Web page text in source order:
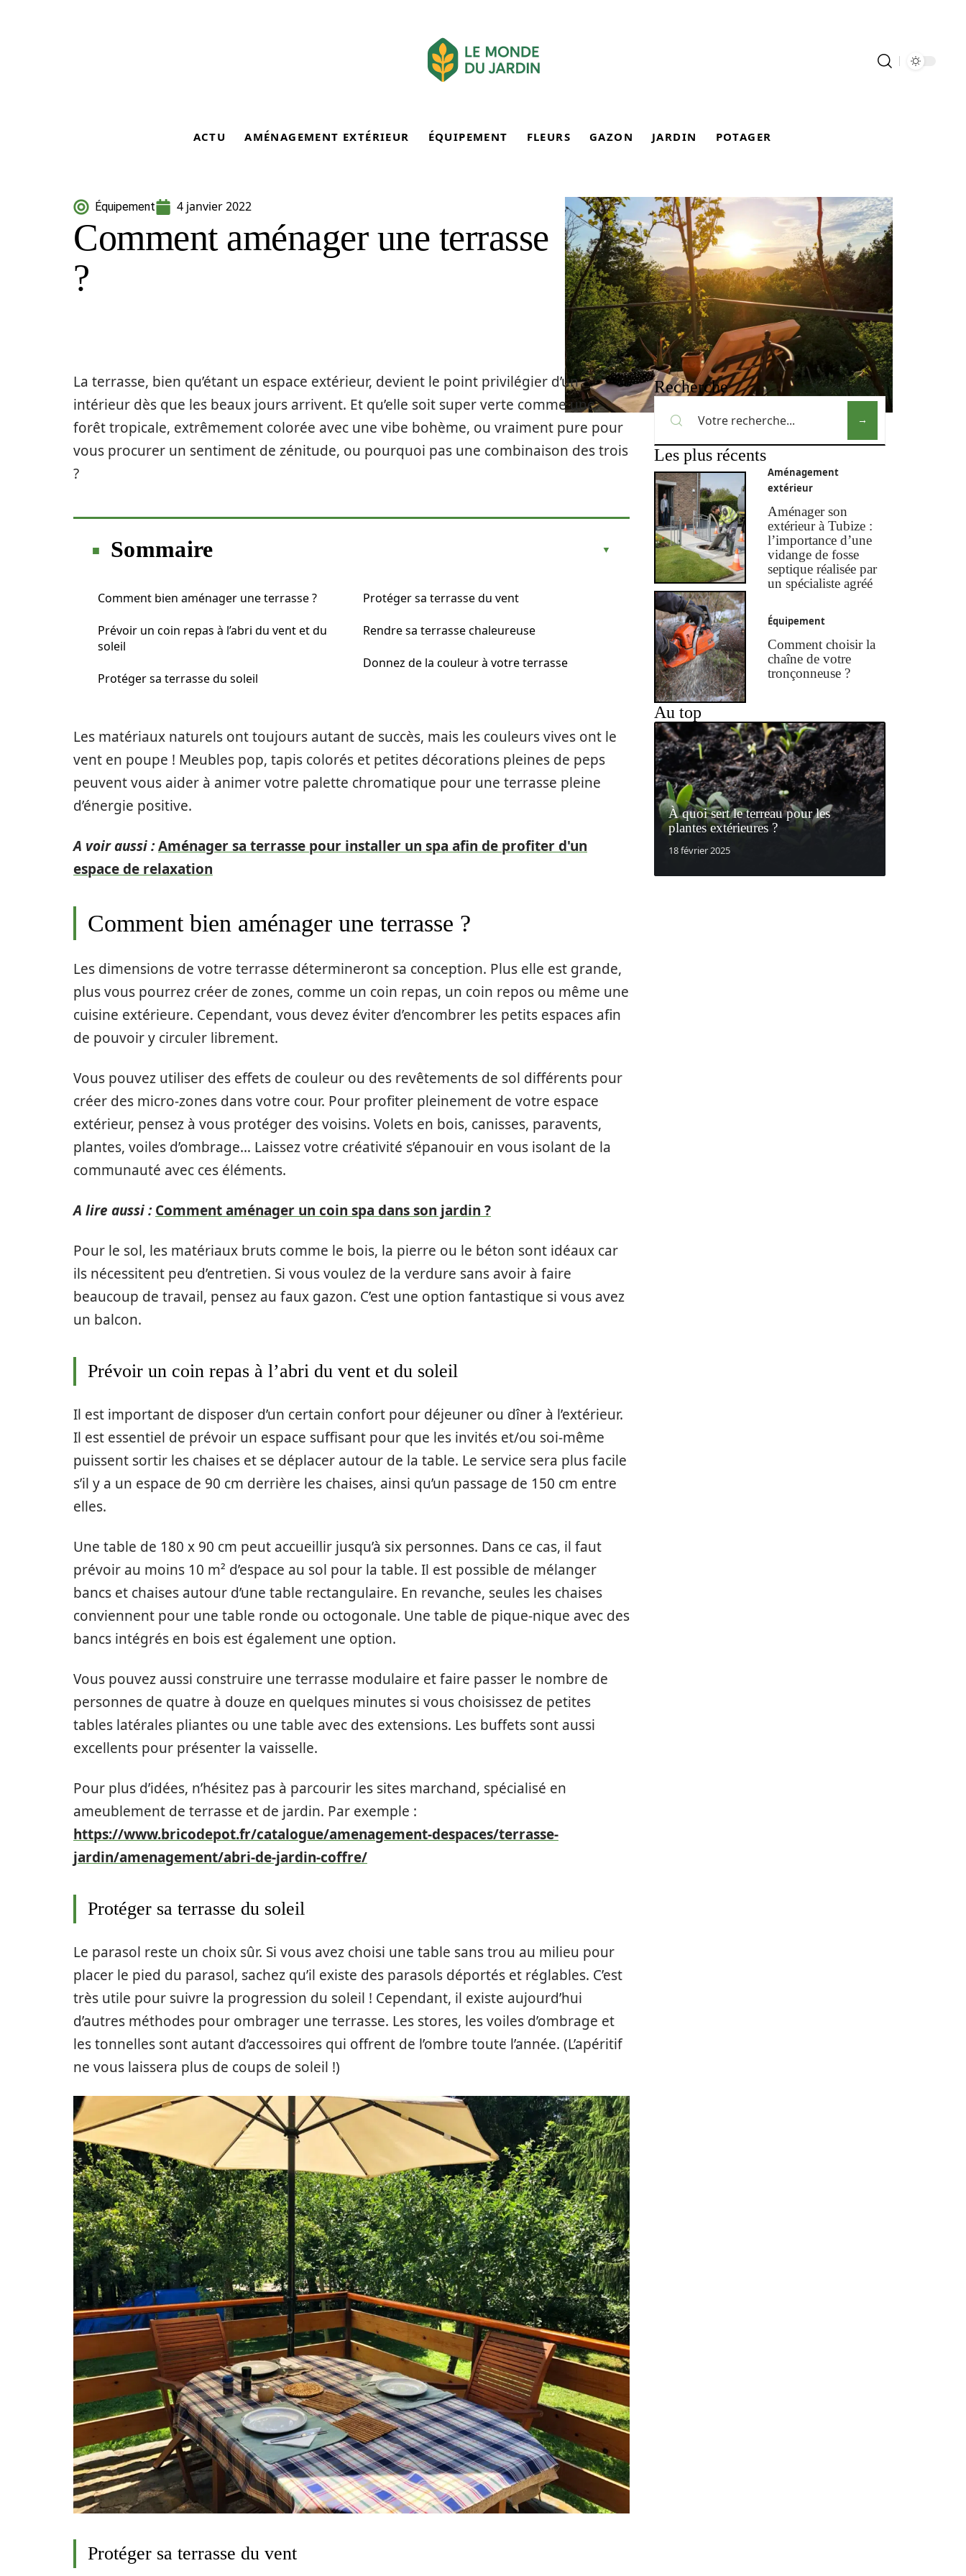
ACTU AMÉNAGEMENT EXTÉRIEUR ÉQUIPEMENT FLEURS GAZON JARDIN POTAGER
Équipement 4 janvier 2022
Comment aménager une terrasse
?
La terrasse, bien qu’étant un espace extérieur, devient le point privilégier d’un
intérieur dès que les beaux jours arrivent. Et qu’elle soit super verte comme une
forêt tropicale, extrêmement colorée avec une vibe bohème, ou vraiment pure pour
vous procurer un sentiment de zénitude, ou pourquoi pas une combinaison des trois
?
Sommaire
Comment bien aménager une terrasse ?
Prévoir un coin repas à l’abri du vent et du
soleil
Protéger sa terrasse du soleil
Protéger sa terrasse du vent
Rendre sa terrasse chaleureuse
Donnez de la couleur à votre terrasse
Les matériaux naturels ont toujours autant de succès, mais les couleurs vives ont le
vent en poupe ! Meubles pop, tapis colorés et petites décorations pleines de peps
peuvent vous aider à animer votre palette chromatique pour une terrasse pleine
d’énergie positive.
A voir aussi :Aménager sa terrasse pour installer un spa afin de profiter d'un
espace de relaxation
Comment bien aménager une terrasse ?
Les dimensions de votre terrasse détermineront sa conception. Plus elle est grande,
plus vous pourrez créer de zones, comme un coin repas, un coin repos ou même une
cuisine extérieure. Cependant, vous devez éviter d’encombrer les petits espaces afin
de pouvoir y circuler librement.
Vous pouvez utiliser des effets de couleur ou des revêtements de sol différents pour
créer des micro-zones dans votre cour. Pour profiter pleinement de votre espace
extérieur, pensez à vous protéger des voisins. Volets en bois, canisses, paravents,
plantes, voiles d’ombrage… Laissez votre créativité s’épanouir en vous isolant de la
communauté avec ces éléments.
A lire aussi : Comment aménager un coin spa dans son jardin ?
Pour le sol, les matériaux bruts comme le bois, la pierre ou le béton sont idéaux car
ils nécessitent peu d’entretien. Si vous voulez de la verdure sans avoir à faire
beaucoup de travail, pensez au faux gazon. C’est une option fantastique si vous avez
un balcon.
Prévoir un coin repas à l’abri du vent et du soleil
Il est important de disposer d’un certain confort pour déjeuner ou dîner à l’extérieur.
Il est essentiel de prévoir un espace suffisant pour que les invités et/ou soi-même
puissent sortir les chaises et se déplacer autour de la table. Le service sera plus facile
s’il y a un espace de 90 cm derrière les chaises, ainsi qu’un passage de 150 cm entre
elles.
Une table de 180 x 90 cm peut accueillir jusqu’à six personnes. Dans ce cas, il faut
prévoir au moins 10 m² d’espace au sol pour la table. Il est possible de mélanger
bancs et chaises autour d’une table rectangulaire. En revanche, seules les chaises
conviennent pour une table ronde ou octogonale. Une table de pique-nique avec des
bancs intégrés en bois est également une option.
Vous pouvez aussi construire une terrasse modulaire et faire passer le nombre de
personnes de quatre à douze en quelques minutes si vous choisissez de petites
tables latérales pliantes ou une table avec des extensions. Les buffets sont aussi
excellents pour présenter la vaisselle.
Pour plus d’idées, n’hésitez pas à parcourir les sites marchand, spécialisé en
ameublement de terrasse et de jardin. Par exemple :
https://www.bricodepot.fr/catalogue/amenagement-despaces/terrasse-
jardin/amenagement/abri-de-jardin-coffre/
Protéger sa terrasse du soleil
Le parasol reste un choix sûr. Si vous avez choisi une table sans trou au milieu pour
placer le pied du parasol, sachez qu’il existe des parasols déportés et réglables. C’est
très utile pour suivre la progression du soleil ! Cependant, il existe aujourd’hui
d’autres méthodes pour ombrager une terrasse. Les stores, les voiles d’ombrage et
les tonnelles sont autant d’accessoires qui offrent de l’ombre toute l’année. (L’apéritif
ne vous laissera plus de coups de soleil !)
Protéger sa terrasse du vent
Recherche
Les plus récents
Aménagement
extérieur
Aménager son
extérieur à Tubize :
l’importance d’une
vidange de fosse
septique réalisée par
un spécialiste agréé
Équipement
Comment choisir la
chaîne de votre
tronçonneuse ?
Au top
À quoi sert le terreau pour les
plantes extérieures ?
18 février 2025